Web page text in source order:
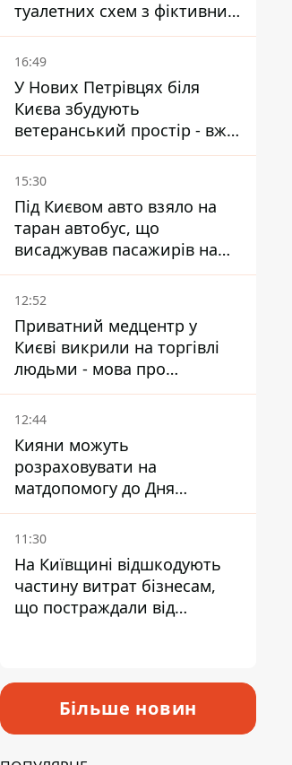
туалетних схем з фіктивним
будинком
16:49
У Нових Петрівцях біля
Києва збудують
ветеранський простір - вже
знайшли проєктанта
15:30
Під Києвом авто взяло на
таран автобус, що
висаджував пасажирів на
зупинці - пасажирка в
лікарні
12:52
Приватний медцентр у
Києві викрили на торгівлі
людьми - мова про
сурогатне материнство
12:44
Кияни можуть
розраховувати на
матдопомогу до Дня
незалежності - кому її
дадуть
11:30
На Київщині відшкодують
частину витрат бізнесам,
що постраждали від
Більше новин